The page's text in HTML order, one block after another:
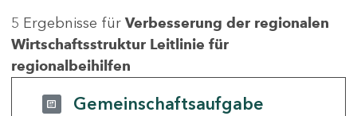
5 Ergebnisse für Verbesserung der regionalen
Wirtschaftsstruktur Leitlinie für
regionalbeihilfen
Gemeinschaftsaufgabe